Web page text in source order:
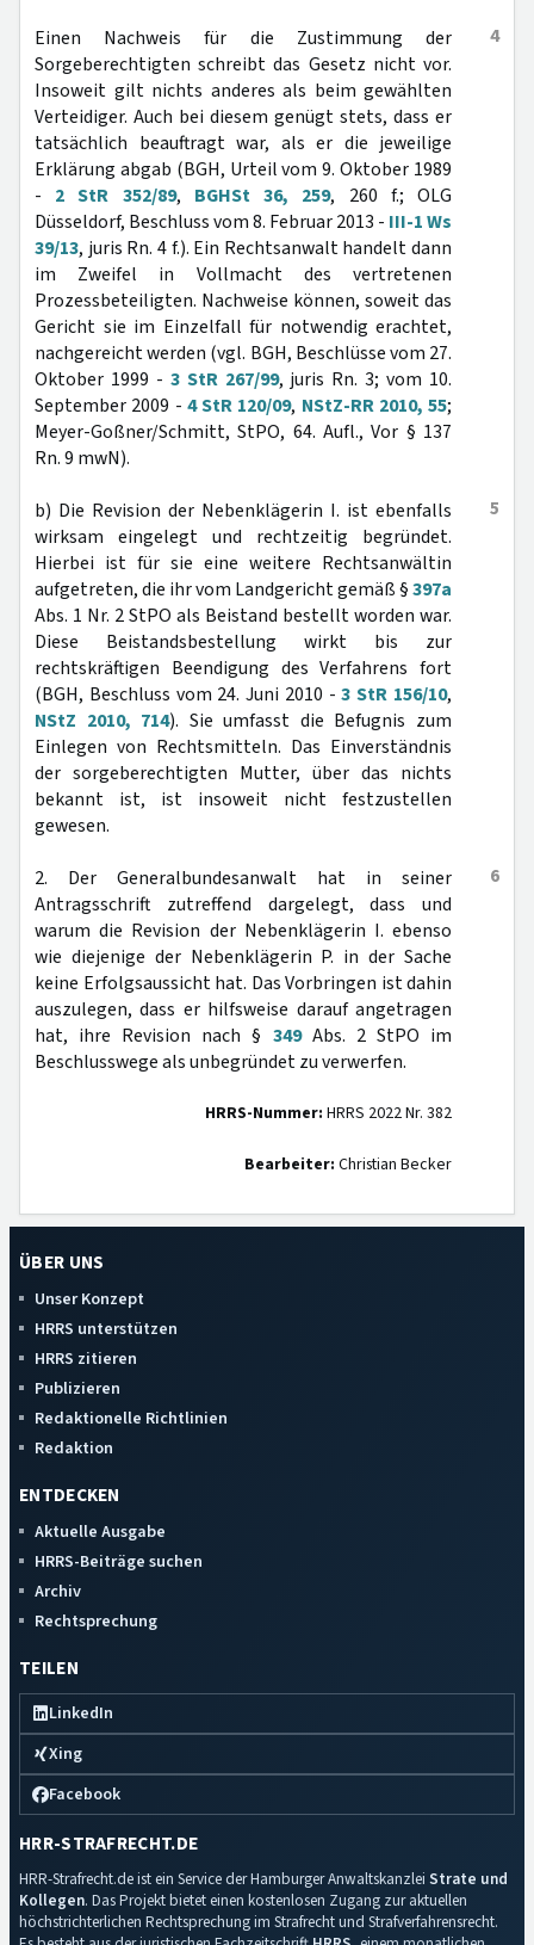
4
Einen Nachweis für die Zustimmung der
Sorgeberechtigten schreibt das Gesetz nicht vor.
Insoweit gilt nichts anderes als beim gewählten
Verteidiger. Auch bei diesem genügt stets, dass er
tatsächlich beauftragt war, als er die jeweilige
Erklärung abgab (BGH, Urteil vom 9. Oktober 1989
- 2 StR 352/89, BGHSt 36, 259, 260 f.; OLG
Düsseldorf, Beschluss vom 8. Februar 2013 - III-1 Ws
39/13, juris Rn. 4 f.). Ein Rechtsanwalt handelt dann
im Zweifel in Vollmacht des vertretenen
Prozessbeteiligten. Nachweise können, soweit das
Gericht sie im Einzelfall für notwendig erachtet,
nachgereicht werden (vgl. BGH, Beschlüsse vom 27.
Oktober 1999 - 3 StR 267/99, juris Rn. 3; vom 10.
September 2009 - 4 StR 120/09, NStZ-RR 2010, 55;
Meyer-Goßner/Schmitt, StPO, 64. Aufl., Vor § 137
Rn. 9 mwN).
5
b) Die Revision der Nebenklägerin I. ist ebenfalls
wirksam eingelegt und rechtzeitig begründet.
Hierbei ist für sie eine weitere Rechtsanwältin
aufgetreten, die ihr vom Landgericht gemäß §397a
Abs. 1 Nr. 2 StPO als Beistand bestellt worden war.
Diese Beistandsbestellung wirkt bis zur
rechtskräftigen Beendigung des Verfahrens fort
(BGH, Beschluss vom 24. Juni 2010 -3 StR 156/10,
NStZ 2010, 714). Sie umfasst die Befugnis zum
Einlegen von Rechtsmitteln. Das Einverständnis
der sorgeberechtigten Mutter, über das nichts
bekannt ist, ist insoweit nicht festzustellen
gewesen.
6
2. Der Generalbundesanwalt hat in seiner
Antragsschrift zutreffend dargelegt, dass und
warum die Revision der Nebenklägerin I. ebenso
wie diejenige der Nebenklägerin P. in der Sache
keine Erfolgsaussicht hat. Das Vorbringen ist dahin
auszulegen, dass er hilfsweise darauf angetragen
hat, ihre Revision nach § 349Abs. 2 StPO im
Beschlusswege als unbegründet zu verwerfen.
HRRS-Nummer: HRRS 2022 Nr. 382
Bearbeiter: Christian Becker
ÜBER UNS
Unser Konzept
HRRS unterstützen
HRRS zitieren
Publizieren
Redaktionelle Richtlinien
Redaktion
ENTDECKEN
Aktuelle Ausgabe
HRRS-Beiträge suchen
Archiv
Rechtsprechung
TEILEN
LinkedIn
Xing
Facebook
HRR-STRAFRECHT.DE
HRR-Strafrecht.de ist ein Service der Hamburger Anwaltskanzlei Strate und
Kollegen. Das Projekt bietet einen kostenlosen Zugang zur aktuellen
höchstrichterlichen Rechtsprechung im Strafrecht und Strafverfahrensrecht.